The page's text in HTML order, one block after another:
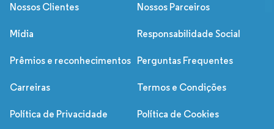
Nossos Clientes Nossos Parceiros
Mídia Responsabilidade Social
Prêmios e reconhecimentos Perguntas Frequentes
Carreiras Termos e Condições
Política de Privacidade Política de Cookies